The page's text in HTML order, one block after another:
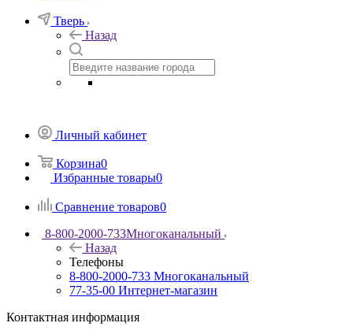
Тверь
Назад
Личный кабинет
Корзина0
Избранные товары0
Сравнение товаров0
8-800-2000-733Многоканальный
Назад
Телефоны
8-800-2000-733 Многоканальный
77-35-00 Интернет-магазин
Контактная информация